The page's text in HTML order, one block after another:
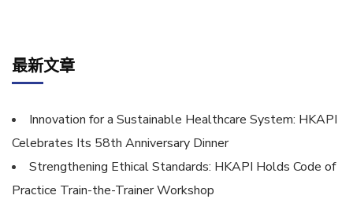
最新文章
Innovation for a Sustainable Healthcare System: HKAPI
Celebrates Its 58th Anniversary Dinner
Strengthening Ethical Standards: HKAPI Holds Code of
Practice Train-the-Trainer Workshop